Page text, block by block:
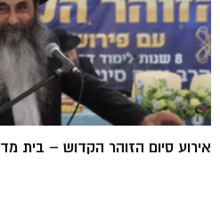
אירוע סיום הזוהר הקדוש – בית